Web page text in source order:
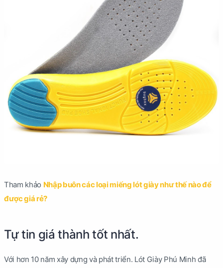
Tham khảo Nhập buôn các loại miếng lót giày như thế nào để
được giá rẻ?
Tự tin giá thành tốt nhất.
Với hơn 10 năm xây dựng và phát triển. Lót Giày Phú Minh đã